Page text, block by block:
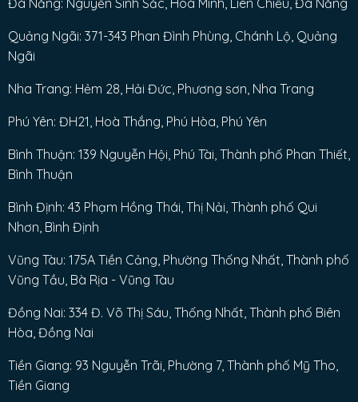
Đà Nẵng: Nguyễn Sinh Sắc, Hoà Minh, Liên Chiểu, Đà Nẵng
Quảng Ngãi: 371-343 Phan Đình Phùng, Chánh Lộ, Quảng
Ngãi
Nha Trang: Hẻm 28, Hải Đức, Phương sơn, Nha Trang
Phú Yên: ĐH21, Hoà Thắng, Phú Hòa, Phú Yên
Bình Thuận: 139 Nguyễn Hội, Phú Tài, Thành phố Phan Thiết,
Bình Thuận
Bình Định: 43 Phạm Hồng Thái, Thị Nải, Thành phố Qui
Nhơn, Bình Định
Vũng Tàu: 175A Tiền Cảng, Phường Thống Nhất, Thành phố
Vũng Tầu, Bà Rịa - Vũng Tàu
Đồng Nai: 334 Đ. Võ Thị Sáu, Thống Nhất, Thành phố Biên
Hòa, Đồng Nai
Tiền Giang: 93 Nguyễn Trãi, Phường 7, Thành phố Mỹ Tho,
Tiền Giang